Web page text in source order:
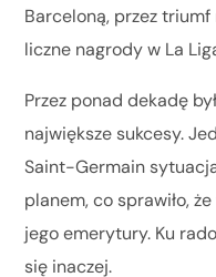
Barceloną, przez
liczne nagrody w La
Przez ponad dekadę
największe sukcesy.
Saint-Germain
planem, co sprawiło,
jego emerytury. Ku
się inaczej.